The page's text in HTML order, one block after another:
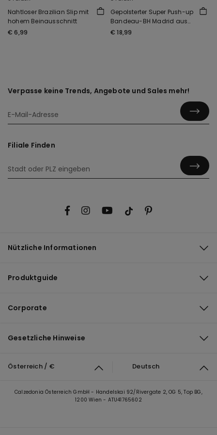
Nahtloser Brazilian Slip mit
hohem Beinausschnitt
€ 6,99
Gepolsterter Super Push-up
Bandeau-BH Madrid aus
recycelter Mikrofaser
€ 18,99
Verpasse keine Trends, Angebote und Sales mehr!
Filiale Finden
Nützliche Informationen
Produktguide
Corporate
Gesetzliche Hinweise
Österreich / € Deutsch
Calzedonia Österreich GmbH - Handelskai 92/Rivergate 2, OG 5, Top BG,
1200 Wien - ATU41765602